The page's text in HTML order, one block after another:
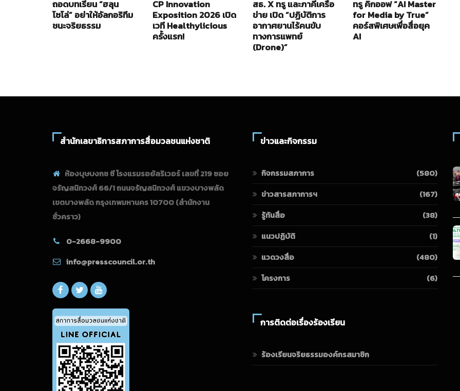
ถอดบทเรียน “ฮลุน
โซโล่” อย่าให้อัลกอริทึม
ชนะจริยธรรม
CP Innovation
Exposition 2026 เปิด
เวที Healthylicious
ครั้งแรก!
สธ. X ทรู และภาคีเครือ
ข่าย เปิด “ปฏิบัติการ
อากาศยานไร้คนขับ
ทางการแพทย์
(Drone)”
ทรู คิกออฟ “AI Master
for Media by True”
คอร์สพิเศษเพื่อสื่อยุค
AI
สำนักเลขาธิการสภาการสื่อมวลชนแห่งชาติ
ห้องบุษบงกช ซี โรงแรมรอยัลริเวอร์ เลขที่ 219 ซอย
จรัญสนิทวงศ์ 66/1 ถนนจรัญสนิทวงศ์ แขวงบางพลัด
เขตบางพลัด กรุงเทพมหานคร 10700(สำนักงาน
ชั่วคราว)
0-2668-9900
info@presscouncil.or.th
ข่าวและกิจกรรม
กิจกรรมสภาการ
(580)
ข่าวสารสภาการฯ
(167)
รู้ทันสื่อ
(38)
แนวปฏิบัติ
(1)
แวดวงสื่อ
(480)
โครงการ
(6)
การติดต่อเรื่องร้องเรียน
ร้องเรียนจริยธรรมองค์กรสมาชิก